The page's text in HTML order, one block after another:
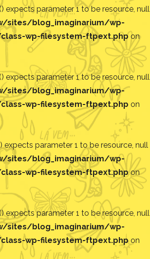
expects parameter 1 to be resource, null
sites/blog_imaginarium/wp-
wp-filesystem-ftpext.phpon
expects parameter 1 to be resource, null
sites/blog_imaginarium/wp-
wp-filesystem-ftpext.php on
expects parameter 1 to be resource, null
sites/blog_imaginarium/wp-
wp-filesystem-ftpext.phpon
expects parameter 1 to be resource, null
sites/blog_imaginarium/wp-
wp-filesystem-ftpext.phpon